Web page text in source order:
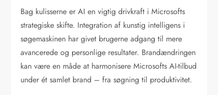
Bag kulisserne er AI en vigtig drivkraft i Microsofts
strategiske skifte. Integration af kunstig intelligens i
søgemaskinen har givet brugerne adgang til mere
avancerede og personlige resultater. Brandændringen
kan være en måde at harmonisere Microsofts AI-tilbud
under ét samlet brand – fra søgning til produktivitet.